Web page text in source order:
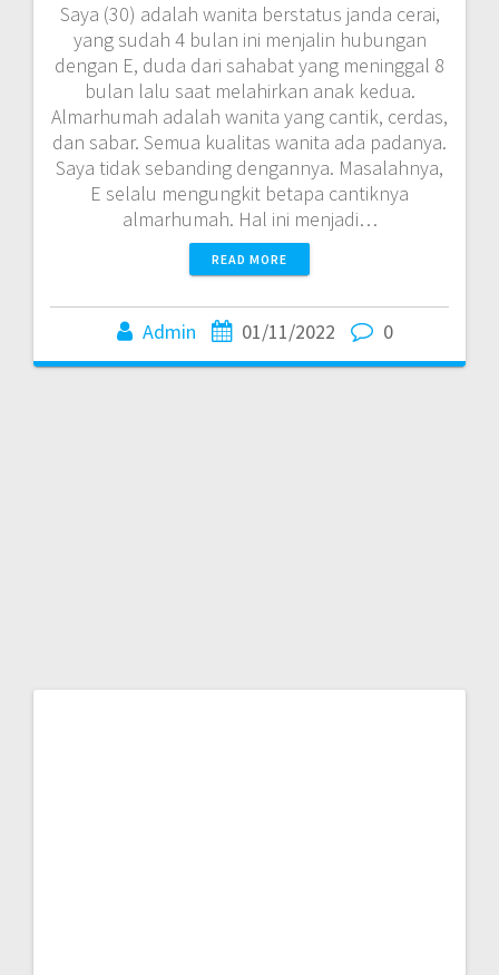
Saya (30) adalah wanita berstatus janda cerai,
yang sudah 4 bulan ini menjalin hubungan
dengan E, duda dari sahabat yang meninggal 8
bulan lalu saat melahirkan anak kedua.
Almarhumah adalah wanita yang cantik, cerdas,
dan sabar. Semua kualitas wanita ada padanya.
Saya tidak sebanding dengannya. Masalahnya,
E selalu mengungkit betapa cantiknya
almarhumah. Hal ini menjadi…
READ MORE
Admin 01/11/2022 0